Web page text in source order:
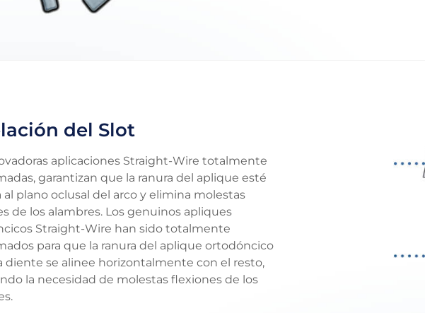
del Slot
aplicaciones Straight-Wire totalmente
garantizan que la ranura del aplique esté
al plano oclusal del arco y elimina molestas
de los alambres. Los genuinos apliques
Straight-Wire han sido totalmente
para que la ranura del aplique ortodóncico
diente se alinee horizontalmente con el resto,
la necesidad de molestas flexiones de los